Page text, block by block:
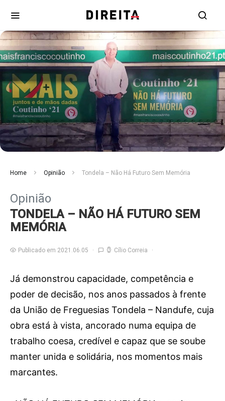
Home Opinião Tondela – Não Há Futuro Sem Memória
Opinião
TONDELA – NÃO HÁ FUTURO SEM
MEMÓRIA
Publicado em 2021.06.05 Cílio Correia
Já demonstrou capacidade, competência e
poder de decisão, nos anos passados à frente
da União de Freguesias Tondela – Nandufe, cuja
obra está à vista, ancorado numa equipa de
trabalho coesa, credível e capaz que se soube
manter unida e solidária, nos momentos mais
marcantes.